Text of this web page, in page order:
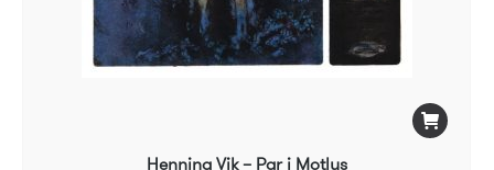
Henning Vik – Par i Motlys